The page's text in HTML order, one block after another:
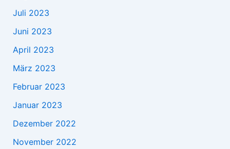
Juli 2023
Juni 2023
April 2023
März 2023
Februar 2023
Januar 2023
Dezember 2022
November 2022